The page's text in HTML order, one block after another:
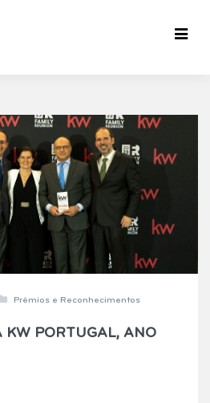
Prémios e Reconhecimentos
KW PORTUGAL, ANO